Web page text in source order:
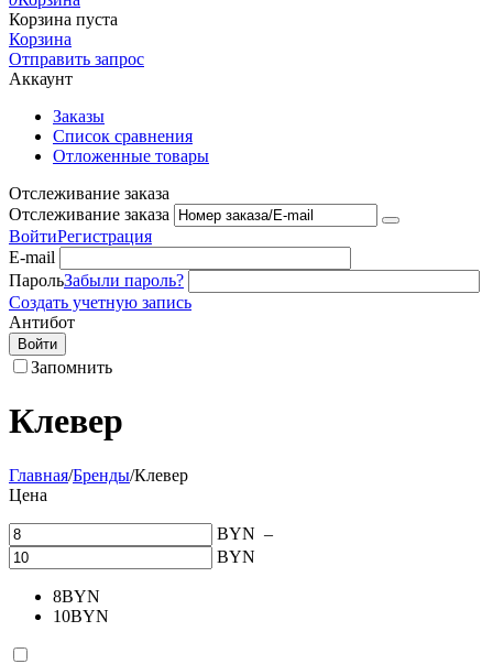
Корзина пуста
Корзина
Отправить запрос
Аккаунт
Заказы
Список сравнения
Отложенные товары
Отслеживание заказа
Отслеживание заказа
ВойтиРегистрация
E-mail
ПарольЗабыли пароль?
Создать учетную запись
Антибот
Войти
Запомнить
Клевер
Главная/Бренды/Клевер
Цена
BYN –
BYN
8BYN
10BYN